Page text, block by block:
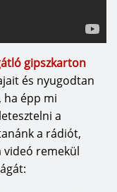
gipszkarton
és nyugodtan
épp mi
a
a rádiót,
videó remekül